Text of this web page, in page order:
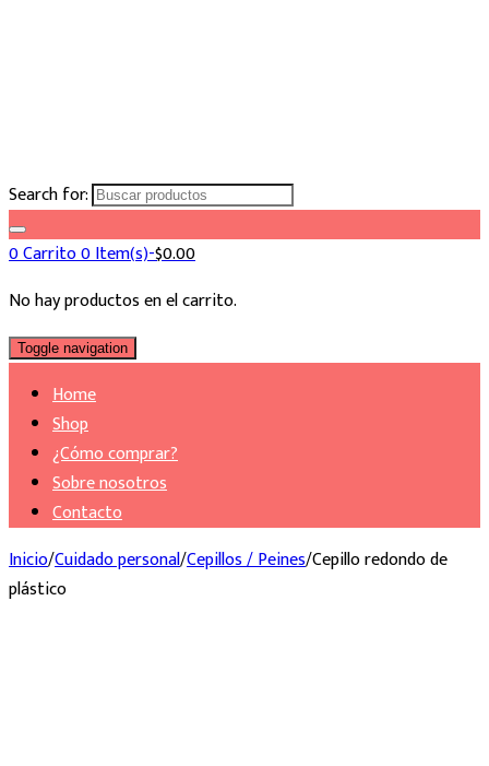
Search for:
0Carrito0 Item(s)-$0.00
No hay productos en el carrito.
Toggle navigation
Home
Shop
¿Cómo comprar?
Sobre nosotros
Contacto
Inicio/Cuidado personal/Cepillos / Peines/Cepillo redondo de
plástico